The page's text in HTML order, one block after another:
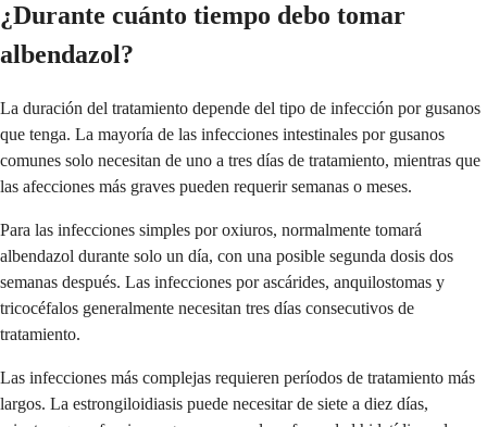
¿Durante cuánto tiempo debo tomar
albendazol?
La duración del tratamiento depende del tipo de infección por gusanos
que tenga. La mayoría de las infecciones intestinales por gusanos
comunes solo necesitan de uno a tres días de tratamiento, mientras que
las afecciones más graves pueden requerir semanas o meses.
Para las infecciones simples por oxiuros, normalmente tomará
albendazol durante solo un día, con una posible segunda dosis dos
semanas después. Las infecciones por ascárides, anquilostomas y
tricocéfalos generalmente necesitan tres días consecutivos de
tratamiento.
Las infecciones más complejas requieren períodos de tratamiento más
largos. La estrongiloidiasis puede necesitar de siete a diez días,